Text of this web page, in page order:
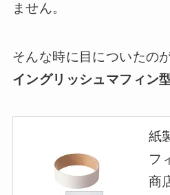
ません。
そんな時に目についたの
イングリッシュマフィン型
紙
フ
商